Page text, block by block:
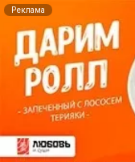
Реклама